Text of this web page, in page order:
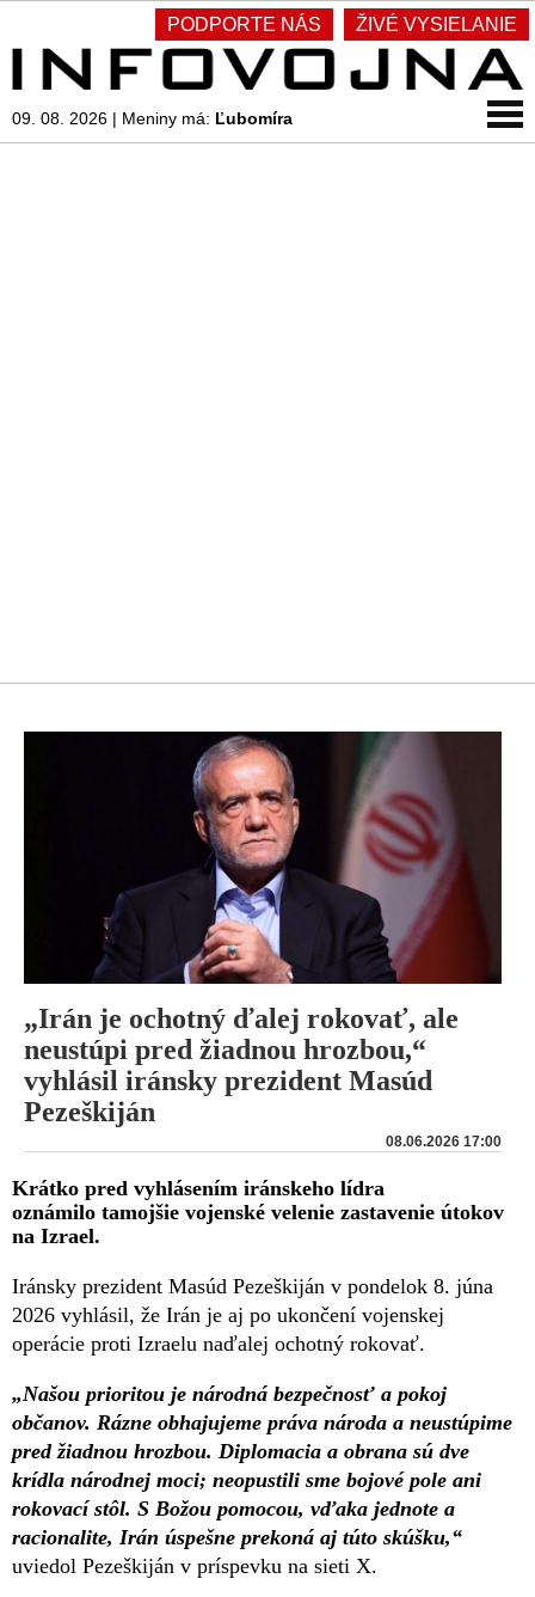
PODPORTE NÁS ŽIVÉ VYSIELANIE
09. 08. 2026 | Meniny má: Ľubomíra
„Irán je ochotný ďalej rokovať, ale
neustúpi pred žiadnou hrozbou,“
vyhlásil iránsky prezident Masúd
Pezeškiján
08.06.2026 17:00
Krátko pred vyhlásením iránskeho lídra
oznámilo tamojšie vojenské velenie zastavenie útokov
na Izrael.
Iránsky prezident Masúd Pezeškiján v pondelok 8. júna
2026 vyhlásil, že Irán je aj po ukončení vojenskej
operácie proti Izraelu naďalej ochotný rokovať.
„Našou prioritou je národná bezpečnosť a pokoj
občanov. Rázne obhajujeme práva národa a neustúpime
pred žiadnou hrozbou. Diplomacia a obrana sú dve
krídla národnej moci; neopustili sme bojové pole ani
rokovací stôl. S Božou pomocou, vďaka jednote a
racionalite, Irán úspešne prekoná aj túto skúšku,“
uviedol Pezeškiján v príspevku na sieti X.